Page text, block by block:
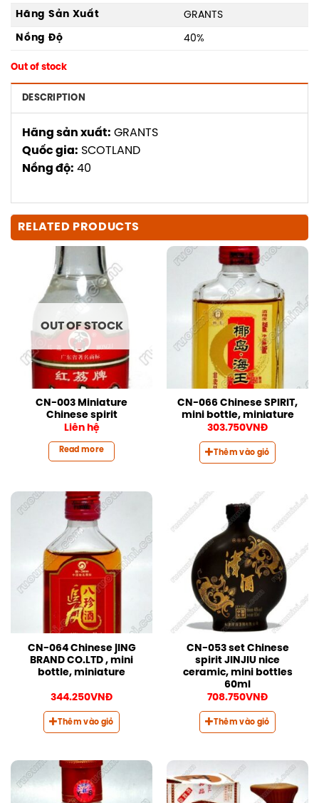
Hãng Sản Xuất
GRANTS
Nồng Độ
40%
Out of stock
DESCRIPTION
Hãng sản xuất: GRANTS
Quốc gia: SCOTLAND
Nồng độ: 40
RELATED PRODUCTS
OUT OF STOCK
CN-003 Miniature
Chinese spirit
Liên hệ
Read more
CN-066 Chinese SPIRIT,
mini bottle, miniature
303.750VNĐ
Thêm vào giỏ
CN-064 Chinese jING
BRAND CO.LTD , mini
bottle, miniature
344.250VNĐ
Thêm vào giỏ
CN-053 set Chinese
spirit JINJIU nice
ceramic, mini bottles
60ml
708.750VNĐ
Thêm vào giỏ